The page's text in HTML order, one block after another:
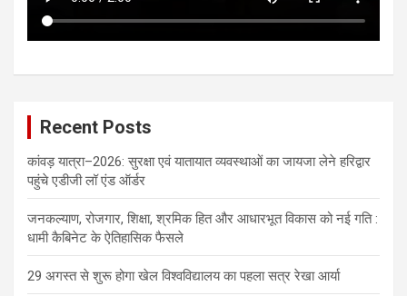
Recent Posts
कांवड़ यात्रा–2026: सुरक्षा एवं यातायात व्यवस्थाओं का जायजा लेने हरिद्वार
पहुंचे एडीजी लॉ एंड ऑर्डर
जनकल्याण, रोजगार, शिक्षा, श्रमिक हित और आधारभूत विकास को नई गति :
धामी कैबिनेट के ऐतिहासिक फैसले
29 अगस्त से शुरू होगा खेल विश्वविद्यालय का पहला सत्र रेखा आर्या